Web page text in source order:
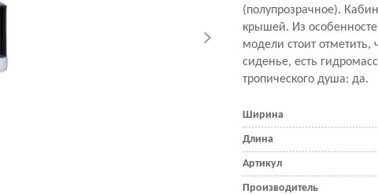
(полупрозрачное).
крышей. Из
модели стоит отметить,
сиденье, есть
тропического душа: да.
Ширина
Длина
Артикул
Производитель